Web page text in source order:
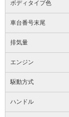
ボディタイプ色
車台番号末尾
排気量
エンジン
駆動方式
ハンドル